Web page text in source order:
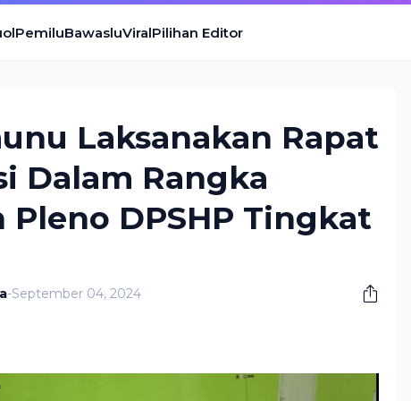
PemiluBawasluViralPilihan Editor
Laksanakan Rapat
Dalam Rangka
Pleno DPSHP Tingkat
-September 04, 2024